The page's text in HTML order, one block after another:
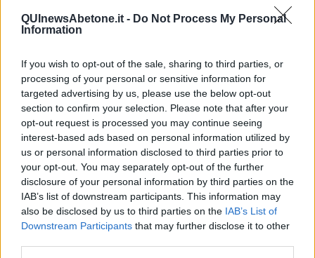
QUInewsAbetone.it - Do Not Process My Personal
Information
If you wish to opt-out of the sale, sharing to third parties, or
processing of your personal or sensitive information for
targeted advertising by us, please use the below opt-out
section to confirm your selection. Please note that after your
opt-out request is processed you may continue seeing
interest-based ads based on personal information utilized by
us or personal information disclosed to third parties prior to
your opt-out. You may separately opt-out of the further
disclosure of your personal information by third parties on the
IAB’s list of downstream participants. This information may
also be disclosed by us to third parties on the IAB’s List of
Downstream Participants that may further disclose it to other
I bolidi
Parole
Colpa & merito
Vento
​LA PANCHINA ROSSA Requiem per il Commissario
Ospedali del cuore
Coraçào
Charlie
Il telefono del vento
Testamento & Commiato
Poeta
​La colpa - Memorie del commissario
Autunno
Gracias a la vida
Somnium
Fly me to the moon